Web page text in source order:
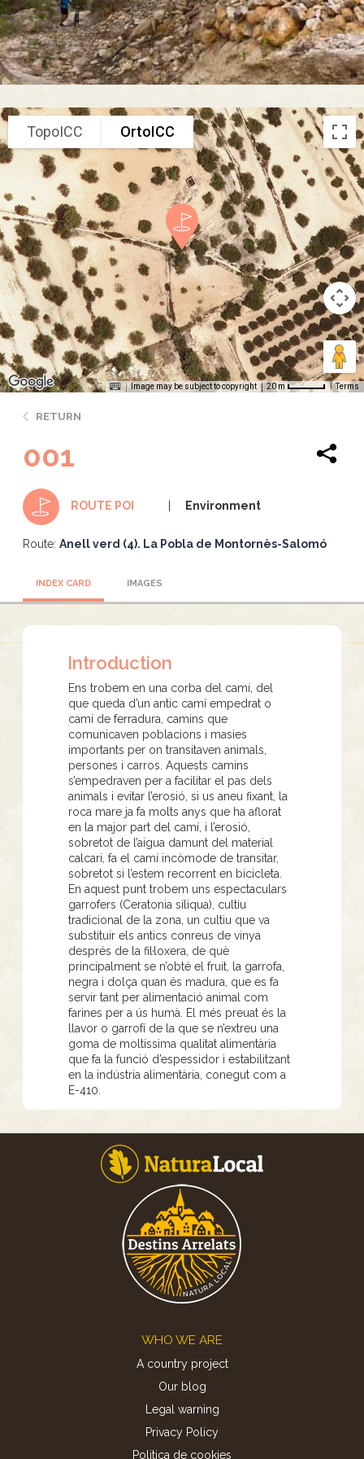
TopoICC OrtoICC
Image may be subject to copyright 20 m Terms
RETURN
001
ROUTE POI Environment
Route: Anell verd (4). La Pobla de Montornès-Salomó
INDEX CARD IMAGES
Introduction
Ens trobem en una corba del camí, del
que queda d’un antic camí empedrat o
camí de ferradura, camins que
comunicaven poblacions i masies
importants per on transitaven animals,
persones i carros. Aquests camins
s’empedraven per a facilitar el pas dels
animals i evitar l’erosió, si us aneu fixant, la
roca mare ja fa molts anys que ha aflorat
en la major part del camí, i l’erosió,
sobretot de l’aigua damunt del material
calcari, fa el camí incòmode de transitar,
sobretot si l’estem recorrent en bicicleta.
En aquest punt trobem uns espectaculars
garrofers (Ceratonia síliqua), cultiu
tradicional de la zona, un cultiu que va
substituir els antics conreus de vinya
després de la fil·loxera, de què
principalment se n’obté el fruit, la garrofa,
negra i dolça quan és madura, que es fa
servir tant per alimentació animal com
farines per a ús humà. El més preuat és la
llavor o garrofí de la que se n’extreu una
goma de moltíssima qualitat alimentària
que fa la funció d’espessidor i estabilitzant
en la indústria alimentària, conegut com a
E-410.
WHO WE ARE
A country project
Our blog
Legal warning
Privacy Policy
Politica de cookies